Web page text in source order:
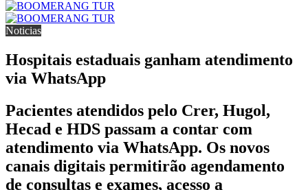
Noticias
Hospitais estaduais ganham atendimento
via WhatsApp
Pacientes atendidos pelo Crer, Hugol,
Hecad e HDS passam a contar com
atendimento via WhatsApp. Os novos
canais digitais permitirão agendamento
de consultas e exames, acesso a